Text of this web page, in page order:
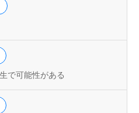
で可能性がある